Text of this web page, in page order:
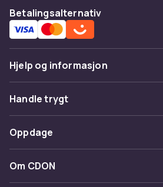
praktiske lag. Oversized strikk
Kombiner med
sommarkvelder. Med
Kjøp på CDON
Utforskdameklær. Trygt kjøp.
Betalingsalternativ
Hjelp og informasjon
Vanlige spørsmål
Spor pakke
Angre & returner her
Kontakt oss
Handle trygt
Betaling
Levering
Oppdage
Kategorier
Om CDON